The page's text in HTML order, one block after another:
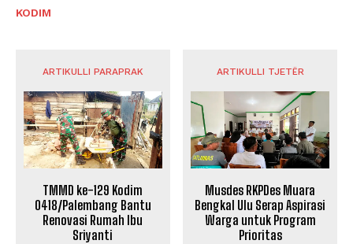
KODIM
ARTIKULLI PARAPRAK
TMMD ke-129 Kodim
0418/Palembang Bantu
Renovasi Rumah Ibu
Sriyanti
ARTIKULLI TJETËR
Musdes RKPDes Muara
Bengkal Ulu Serap Aspirasi
Warga untuk Program
Prioritas